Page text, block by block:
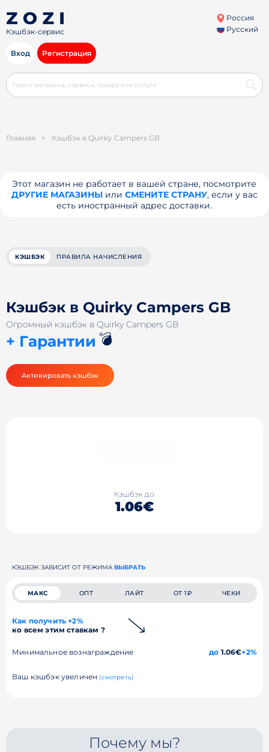
Кэшбэк-сервис
Россия
Русский
Вход Регистрация
Главная > Кэшбэк в Quirky Campers GB
Этот магазин не работает в вашей стране, посмотрите
ДРУГИЕ МАГАЗИНЫили СМЕНИТЕ СТРАНУ, если у вас
есть иностранный адрес доставки.
КЭШБЭК ПРАВИЛА НАЧИСЛЕНИЯ
Кэшбэк в Quirky Campers GB
Огромный кэшбэк в Quirky Campers GB
+ Гарантии 💣
Активировать кэшбэк
Кэшбэк до
1.06€
КЭШБЭК ЗАВИСИТ ОТ РЕЖИМА ВЫБРАТЬ
МАКС ОПТ ЛАЙТ ОТ 1₽ ЧЕКИ
Как получить +2%
ко всем этим ставкам ?
Минимальное вознаграждение до 1.06€+2%
Ваш кэшбэк увеличен (смотреть)
Почему мы?